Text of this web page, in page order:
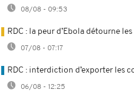
08/08 - 09:53
RDC : la peur d’Ebola détourne
07/08 - 07:17
RDC : interdiction d’exporter les
06/08 - 12:25